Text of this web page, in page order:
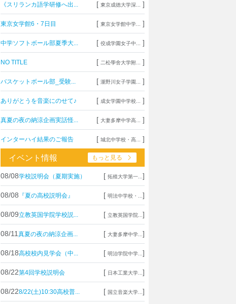
《スリランカ語学研修へ出... [ 東京成徳大学深... ]
東京女学館6・7日目 [ 東京女学館中学... ]
中学ソフトボール部夏季大... [ 佼成学園女子中... ]
NO TITLE [ 二松學舍大学附... ]
バスケットボール部_受験... [ 瀧野川女子学園... ]
ありがとうを音楽にのせて♪ [ 成女学園中学校... ]
真夏の夜の納涼企画実話怪... [ 大妻多摩中学高... ]
インターハイ結果のご報告 [ 城北中学校・高... ]
イベント情報 もっと見る
08/08学校説明会（夏期実施） [ 拓殖大学第一... ]
08/08 『夏の高校説明会』 [ 明法中学校・... ]
08/09立教英国学院学校説... [ 立教英国学院... ]
08/11 真夏の夜の納涼企画... [ 大妻多摩中学... ]
08/18高校校内見学会（中... [ 明治学院中学... ]
08/22第4回学校説明会 [ 日本工業大学... ]
08/228/22(土)10:30高校普... [ 国立音楽大学... ]